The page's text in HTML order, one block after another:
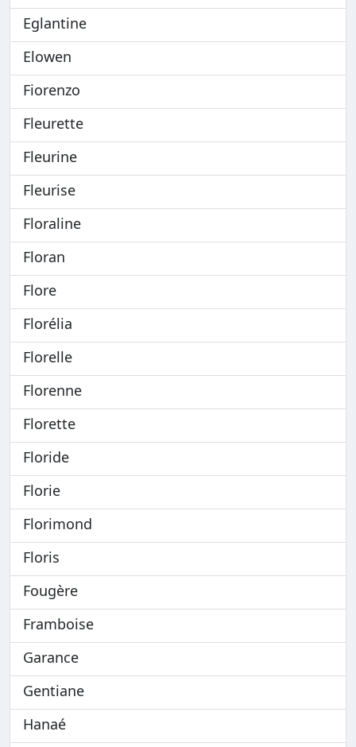
Eglantine
Elowen
Fiorenzo
Fleurette
Fleurine
Fleurise
Floraline
Floran
Flore
Florélia
Florelle
Florenne
Florette
Floride
Florie
Florimond
Floris
Fougère
Framboise
Garance
Gentiane
Hanaé